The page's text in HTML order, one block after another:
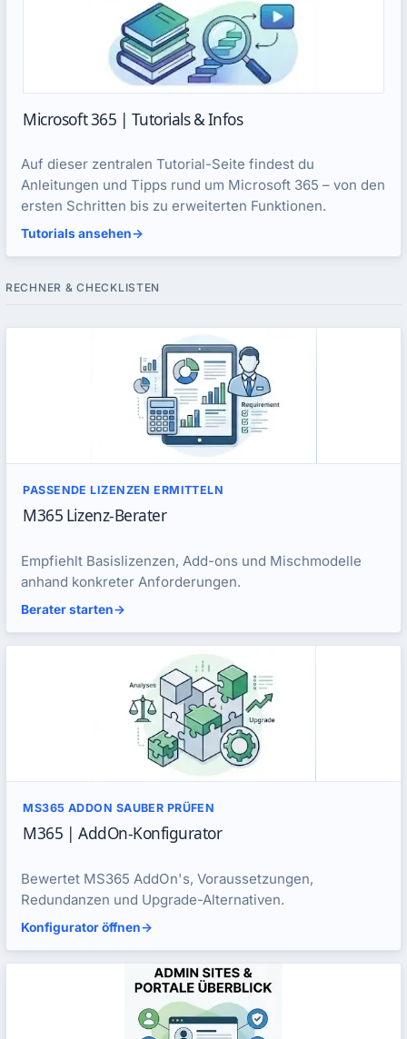
Microsoft 365 | Tutorials & Infos
Auf dieser zentralen Tutorial-Seite findest du
Anleitungen und Tipps rund um Microsoft 365 – von den
ersten Schritten bis zu erweiterten Funktionen.
Tutorials ansehen->
RECHNER & CHECKLISTEN
PASSENDE LIZENZEN ERMITTELN
M365 Lizenz-Berater
Empfiehlt Basislizenzen, Add-ons und Mischmodelle
anhand konkreter Anforderungen.
Berater starten->
MS365 ADDON SAUBER PRÜFEN
M365 | AddOn-Konfigurator
Bewertet MS365 AddOn's, Voraussetzungen,
Redundanzen und Upgrade-Alternativen.
Konfigurator öffnen->